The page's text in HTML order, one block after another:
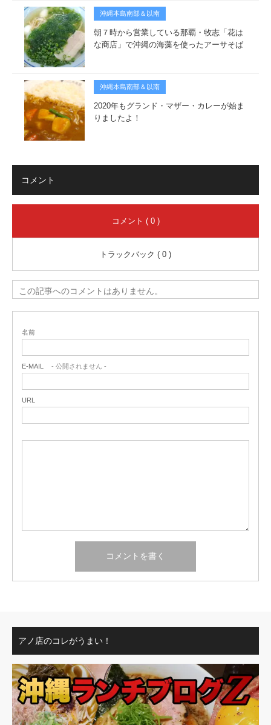
沖縄本島南部＆以南
朝７時から営業している那覇・牧志「花は
な商店」で沖縄の海藻を使ったアーサそば
沖縄本島南部＆以南
2020年もグランド・マザー・カレーが始ま
りましたよ！
コメント
コメント ( 0 )
トラックバック ( 0 )
この記事へのコメントはありません。
名前
E-MAIL - 公開されません -
URL
アノ店のコレがうまい！